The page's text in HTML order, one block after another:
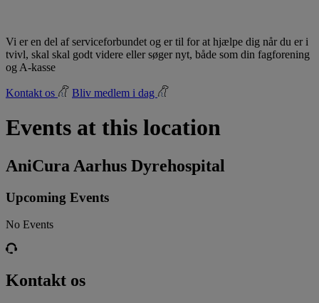
Vi er en del af serviceforbundet og er til for at hjælpe dig når du er i
tvivl, skal skal godt videre eller søger nyt, både som din fagforening
og A-kasse
Kontakt os Bliv medlem i dag
Events at this location
AniCura Aarhus Dyrehospital
Upcoming Events
No Events
Kontakt os